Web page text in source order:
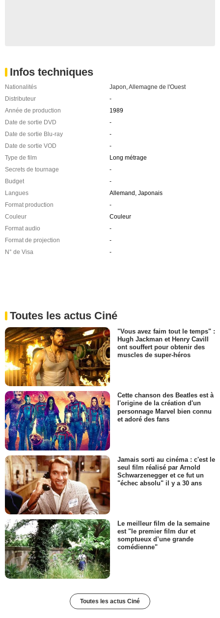
Infos techniques
Nationalités Japon,Allemagne de l'Ouest
Distributeur
-
Année de production
1989
Date de sortie DVD
-
Date de sortie Blu-ray
-
Date de sortie VOD
-
Type de film
Long métrage
Secrets de tournage
-
Budget
-
Langues
Allemand, Japonais
Format production
-
Couleur
Couleur
Format audio
-
Format de projection
-
N° de Visa
-
Toutes les actus Ciné
"Vous avez faim tout le temps" :
Hugh Jackman et Henry Cavill
ont souffert pour obtenir des
muscles de super-héros
Cette chanson des Beatles est à
l'origine de la création d'un
personnage Marvel bien connu
et adoré des fans
Jamais sorti au cinéma : c'est le
seul film réalisé par Arnold
Schwarzenegger et ce fut un
"échec absolu" il y a 30 ans
Le meilleur film de la semaine
est "le premier film dur et
somptueux d’une grande
comédienne"
Toutes les actus Ciné